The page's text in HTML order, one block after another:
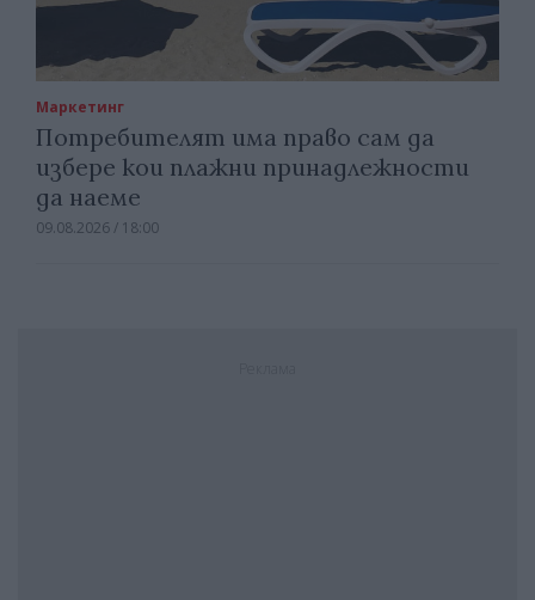
Маркетинг
Потребителят има право сам да
избере кои плажни принадлежности
да наеме
09.08.2026 / 18:00